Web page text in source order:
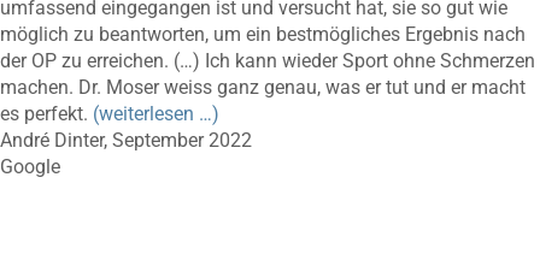
umfassend eingegangen ist und versucht hat, sie so gut wie
möglich zu beantworten, um ein bestmögliches Ergebnis nach
der OP zu erreichen. (…) Ich kann wieder Sport ohne Schmerzen
machen. Dr. Moser weiss ganz genau, was er tut und er macht
es perfekt. (weiterlesen …)
André Dinter, September 2022
Google